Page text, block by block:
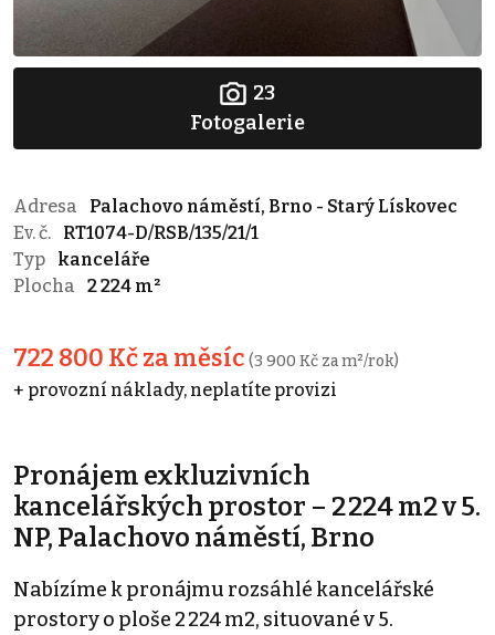
23
Fotogalerie
Adresa
Palachovo náměstí, Brno - Starý Lískovec
Ev. č.
RT1074-D/RSB/135/21/1
Typ
kanceláře
Plocha
2 224 m²
722 800 Kč za měsíc (3 900 Kč za m²/rok)
+ provozní náklady, neplatíte provizi
Pronájem exkluzivních
kancelářských prostor – 2 224 m2 v 5.
NP, Palachovo náměstí, Brno
Nabízíme k pronájmu rozsáhlé kancelářské
prostory o ploše 2 224 m2, situované v 5.